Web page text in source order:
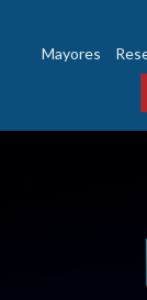
contenido
Mayores